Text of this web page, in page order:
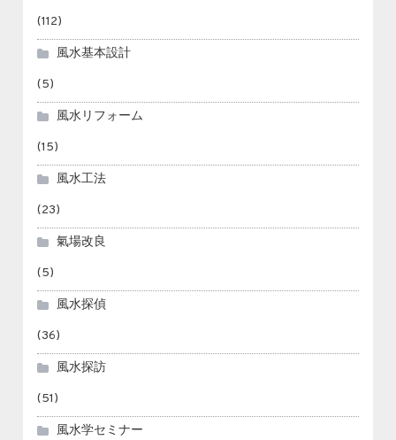
(112)
風水基本設計
(5)
風水リフォーム
(15)
風水工法
(23)
氣場改良
(5)
風水探偵
(36)
風水探訪
(51)
風水学セミナー